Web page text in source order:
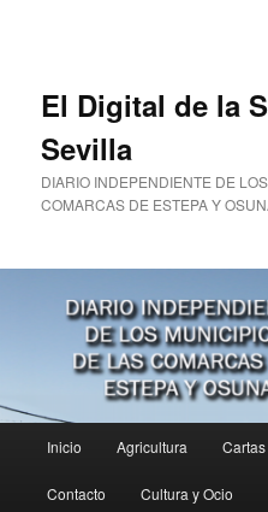
El Digital de la
Sevilla
DIARIO INDEPENDIENTE DE
COMARCAS DE ESTEPA Y
principal
Inicio Agricultura
Contacto Cultura y Ocio